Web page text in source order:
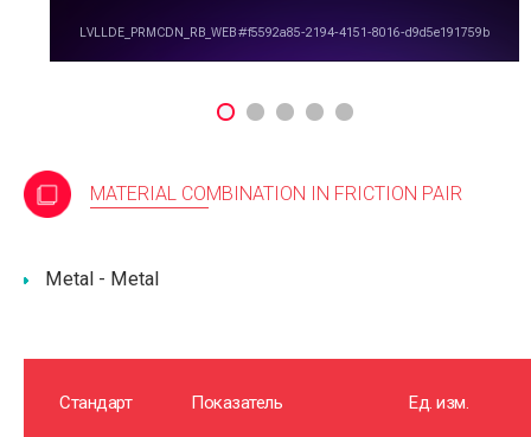
MATERIAL COMBINATION IN FRICTION PAIR
Metal - Metal
Стандарт Показатель Ед. изм.